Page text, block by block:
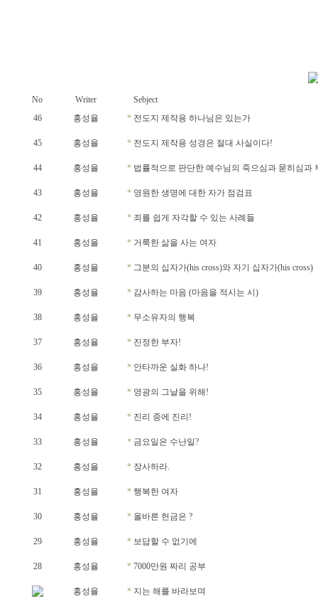
No Writer
Sebject
46
홍성율 * 전도지 제작용 하나님은 있는가
45 홍성율 * 전도지 제작용 성경은 절대 사실이다!
44 홍성율 * 법률적으로 판단한 예수님의 죽으심과 묻히심과
43 홍성율 * 영원한 생명에 대한 자가 점검표
42 홍성율 * 죄를 쉽게 자각할 수 있는 사례들
41 홍성율 * 거룩한 삶을 사는 여자
40 홍성율 * 그분의 십자가(his cross)와 자기 십자가(his cross)
39 홍성율 * 감사하는 마음 (마음을 적시는 시)
38 홍성율 * 무소유자의 행복
37 홍성율 * 진정한 부자!
36 홍성율 * 안타까운 실화 하나!
35 홍성율 * 영광의 그날을 위해!
34 홍성율 * 진리 중에 진리!
33 홍성율 * 금요일은 수난일?
32 홍성율 * 장사하라.
31 홍성율 * 행복한 여자
30 홍성율 * 올바른 헌금은 ?
29 홍성율 * 보답할 수 없기에
28 홍성율 * 7000만원 짜리 공부
홍성율 * 지는 해를 바라보며